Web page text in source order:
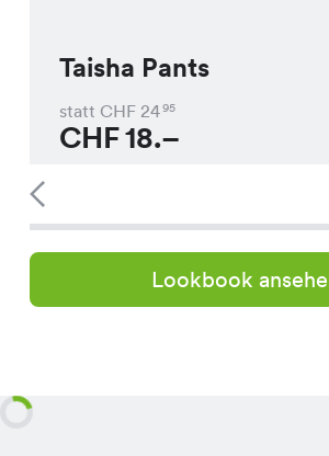
Taisha Pants
statt CHF 2495
CHF18.–
Lookbook